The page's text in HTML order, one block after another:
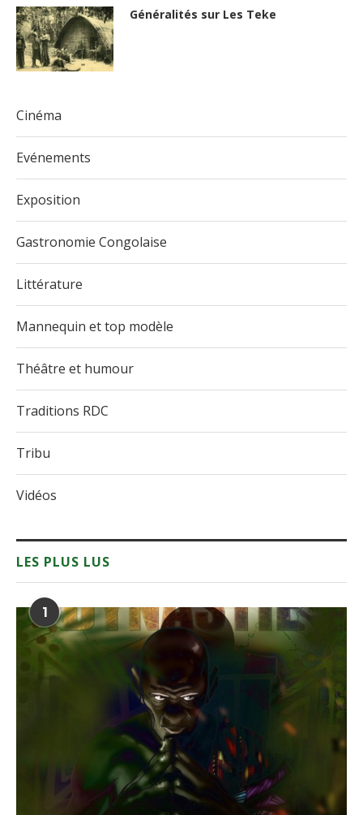
Généralités sur Les Teke
Cinéma
Evénements
Exposition
Gastronomie Congolaise
Littérature
Mannequin et top modèle
Théâtre et humour
Traditions RDC
Tribu
Vidéos
LES PLUS LUS
1